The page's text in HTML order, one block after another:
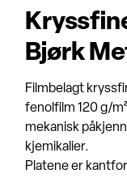
Bjørk
Filmbelagt
fenolfilm 120 g/
mekanisk
kjemikalier.
Platene er